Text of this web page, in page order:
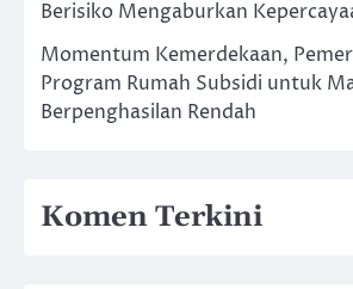
Berisiko Mengaburkan
Momentum Kemerdekaan,
Program Rumah Subsidi untuk
Berpenghasilan Rendah
Komen Terkini